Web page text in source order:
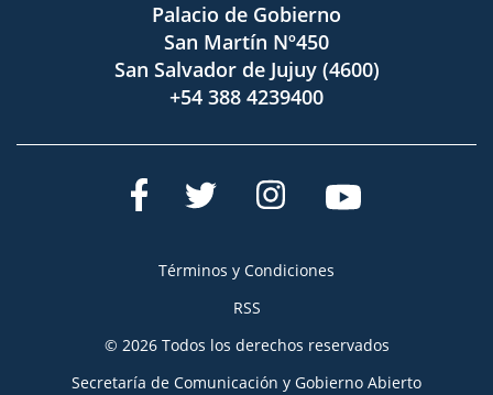
Palacio de Gobierno
San Martín Nº450
San Salvador de Jujuy (4600)
+54 388 4239400
Términos y Condiciones
RSS
© 2026 Todos los derechos reservados
Secretaría de Comunicación y Gobierno Abierto